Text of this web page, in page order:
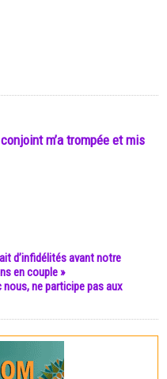
m’a trompée et mis
d’infidélités avant notre
en couple »
nous, ne participe pas aux